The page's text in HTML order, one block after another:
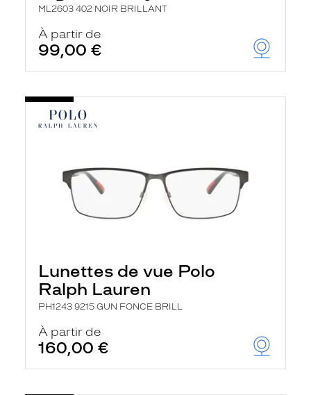
ML2603 402 NOIR BRILLANT
À partir de
99,00 €
Lunettes de vue Polo
Ralph Lauren
PH1243 9215 GUN FONCE BRILL
À partir de
160,00 €